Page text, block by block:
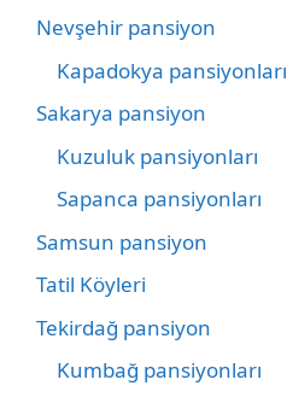
Nevşehir pansiyon
Kapadokya pansiyonları
Sakarya pansiyon
Kuzuluk pansiyonları
Sapanca pansiyonları
Samsun pansiyon
Tatil Köyleri
Tekirdağ pansiyon
Kumbağ pansiyonları